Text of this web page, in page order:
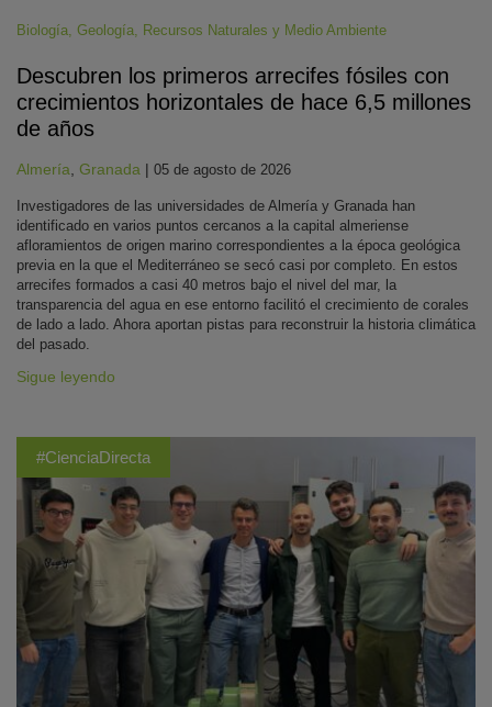
Biología, Geología, Recursos Naturales y Medio Ambiente
Descubren los primeros arrecifes fósiles con
crecimientos horizontales de hace 6,5 millones
de años
Almería Granada | 05 de agosto de 2026
Investigadores de las universidades de Almería y Granada han
identificado en varios puntos cercanos a la capital almeriense
afloramientos de origen marino correspondientes a la época geológica
previa en la que el Mediterráneo se secó casi por completo. En estos
arrecifes formados a casi 40 metros bajo el nivel del mar, la
transparencia del agua en ese entorno facilitó el crecimiento de corales
de lado a lado. Ahora aportan pistas para reconstruir la historia climática
del pasado.
Sigue leyendo
#CienciaDirecta